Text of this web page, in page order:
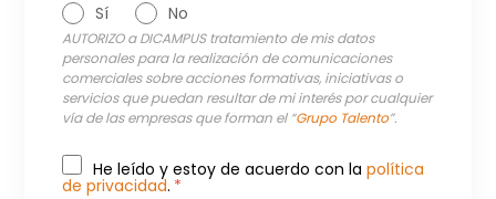
Sí No
AUTORIZO a DICAMPUS tratamiento de mis datos
personales para la realización de comunicaciones
comerciales sobre acciones formativas, iniciativas o
servicios que puedan resultar de mi interés por cualquier
vía de las empresas que forman el “Grupo Talento”.
He leído y estoy de acuerdo con lapolítica
de privacidad. *